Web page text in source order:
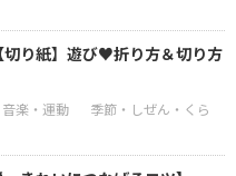
切り紙】遊び♥折り方＆切り方